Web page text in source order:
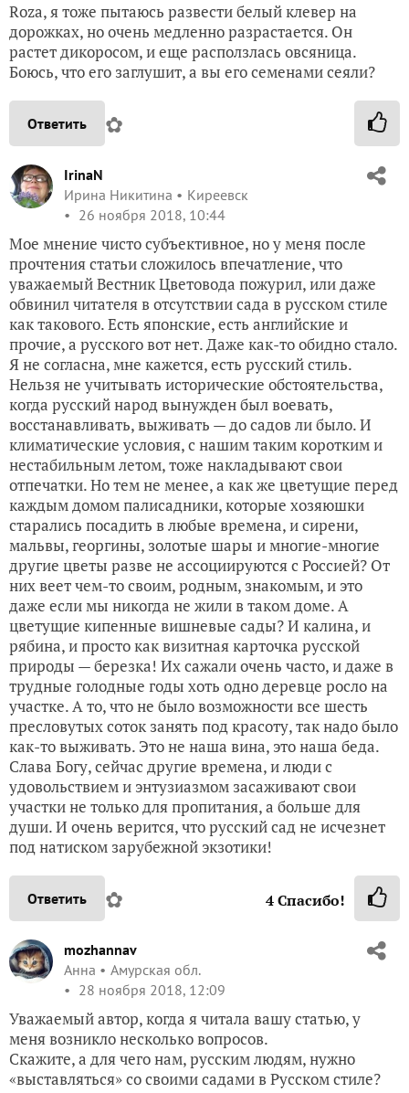
Roza, я тоже пытаюсь развести белый клевер на
дорожках, но очень медленно разрастается. Он
растет дикоросом, и еще расползлась овсяница.
Боюсь, что его заглушит, а вы его семенами сеяли?
Ответить ✿
IrinaN
Ирина Никитина
Киреевск
26 ноября 2018, 10:44
Мое мнение чисто субъективное, но у меня после
прочтения статьи сложилось впечатление, что
уважаемый Вестник Цветовода пожурил, или даже
обвинил читателя в отсутствии сада в русском стиле
как такового. Есть японские, есть английские и
прочие, а русского вот нет. Даже как-то обидно стало.
Я не согласна, мне кажется, есть русский стиль.
Нельзя не учитывать исторические обстоятельства,
когда русский народ вынужден был воевать,
восстанавливать, выживать — до садов ли было. И
климатические условия, с нашим таким коротким и
нестабильным летом, тоже накладывают свои
отпечатки. Но тем не менее, а как же цветущие перед
каждым домом палисадники, которые хозяюшки
старались посадить в любые времена, и сирени,
мальвы, георгины, золотые шары и многие-многие
другие цветы разве не ассоциируются с Россией? От
них веет чем-то своим, родным, знакомым, и это
даже если мы никогда не жили в таком доме. А
цветущие кипенные вишневые сады? И калина, и
рябина, и просто как визитная карточка русской
природы — березка! Их сажали очень часто, и даже в
трудные голодные годы хоть одно деревце росло на
участке. А то, что не было возможности все шесть
пресловутых соток занять под красоту, так надо было
как-то выживать. Это не наша вина, это наша беда.
Слава Богу, сейчас другие времена, и люди с
удовольствием и энтузиазмом засаживают свои
участки не только для пропитания, а больше для
души. И очень верится, что русский сад не исчезнет
под натиском зарубежной экзотики!
Ответить ✿ 4Спасибо!
mozhannav
Анна
Амурская обл.
28 ноября 2018, 12:09
Уважаемый автор, когда я читала вашу статью, у
меня возникло несколько вопросов.
Скажите, а для чего нам, русским людям, нужно
«выставляться» со своими садами в Русском стиле?